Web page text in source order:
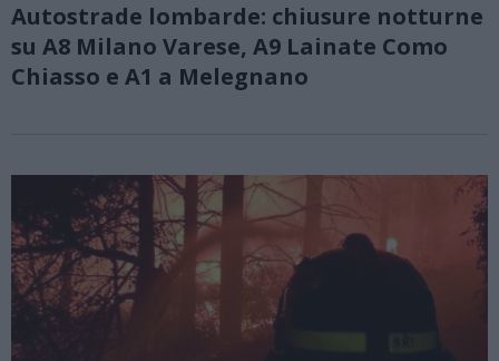
Autostrade lombarde: chiusure notturne
su A8 Milano Varese, A9 Lainate Como
Chiasso e A1 a Melegnano